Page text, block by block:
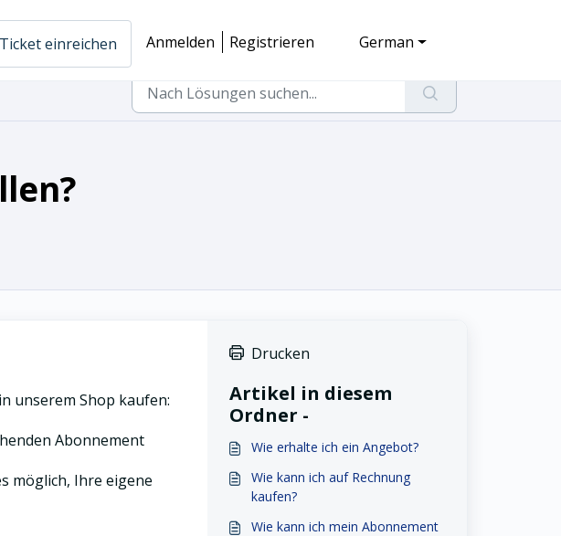
einreichen Anmelden Registrieren German
unserem Shop kaufen:
Abonnement
möglich, Ihre eigene
Drucken
Artikel in diesem
Ordner -
Wie erhalte ich ein Angebot?
Wie kann ich auf Rechnung
kaufen?
Wie kann ich mein Abonnement